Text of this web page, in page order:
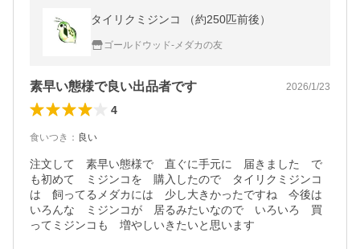
タイリクミジンコ （約250匹前後）
ゴールドウッド-メダカの友
素早い態様で良い出品者です 2026/1/23
4
食いつき ： 良い
注文して　素早い態様で　直ぐに手元に　届きました　で
も初めて　ミジンコを　購入したので　タイリクミジンコ
は　飼ってるメダカには　少し大きかったですね　今後は
いろんな　ミジンコが　居るみたいなので　いろいろ　買
ってミジンコも　増やしいきたいと思います